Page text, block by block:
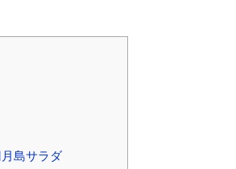
島サラダ